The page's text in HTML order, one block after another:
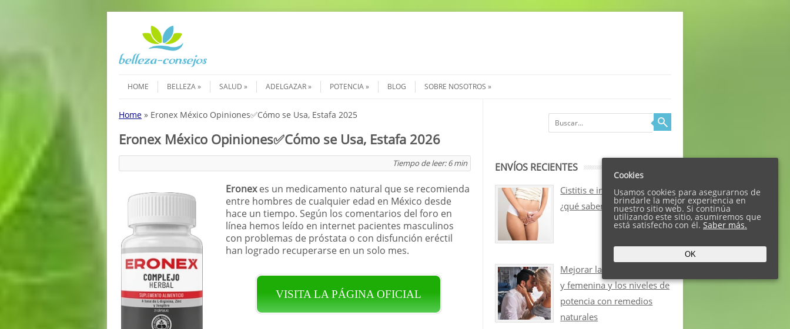
Menú
HOME
BELLEZA SALUD ADELGAZAR POTENCIA BLOG SOBRE NOSOTROS
Home » Eronex México Opiniones✅Cómo se Usa, Estafa 2025
Eronex México Opiniones✅Cómo se Usa, Estafa 2026
Tiempo de leer:6 min
Eronexes un medicamento natural que se recomienda
entre hombres de cualquier edad en México desde
hace un tiempo. Según los comentarios del foro en
línea hemos leído en internet pacientes masculinos
con problemas de próstata o con disfunción eréctil
han logrado recuperarse en un solo mes.
VISITA LA PÁGINA OFICIAL
ENVÍOS RECIENTES
Cistitis e incontinencia:
¿qué sabemos sobre ellos?
Mejorar la libido masculina
y femenina y los niveles de
potencia con remedios
naturales
Cookies
Usamos cookies para asegurarnos de
brindarle la mejor experiencia en
nuestro sitio web. Si continúa
utilizando este sitio, asumiremos que
está satisfecho con él. Saber más.
OK